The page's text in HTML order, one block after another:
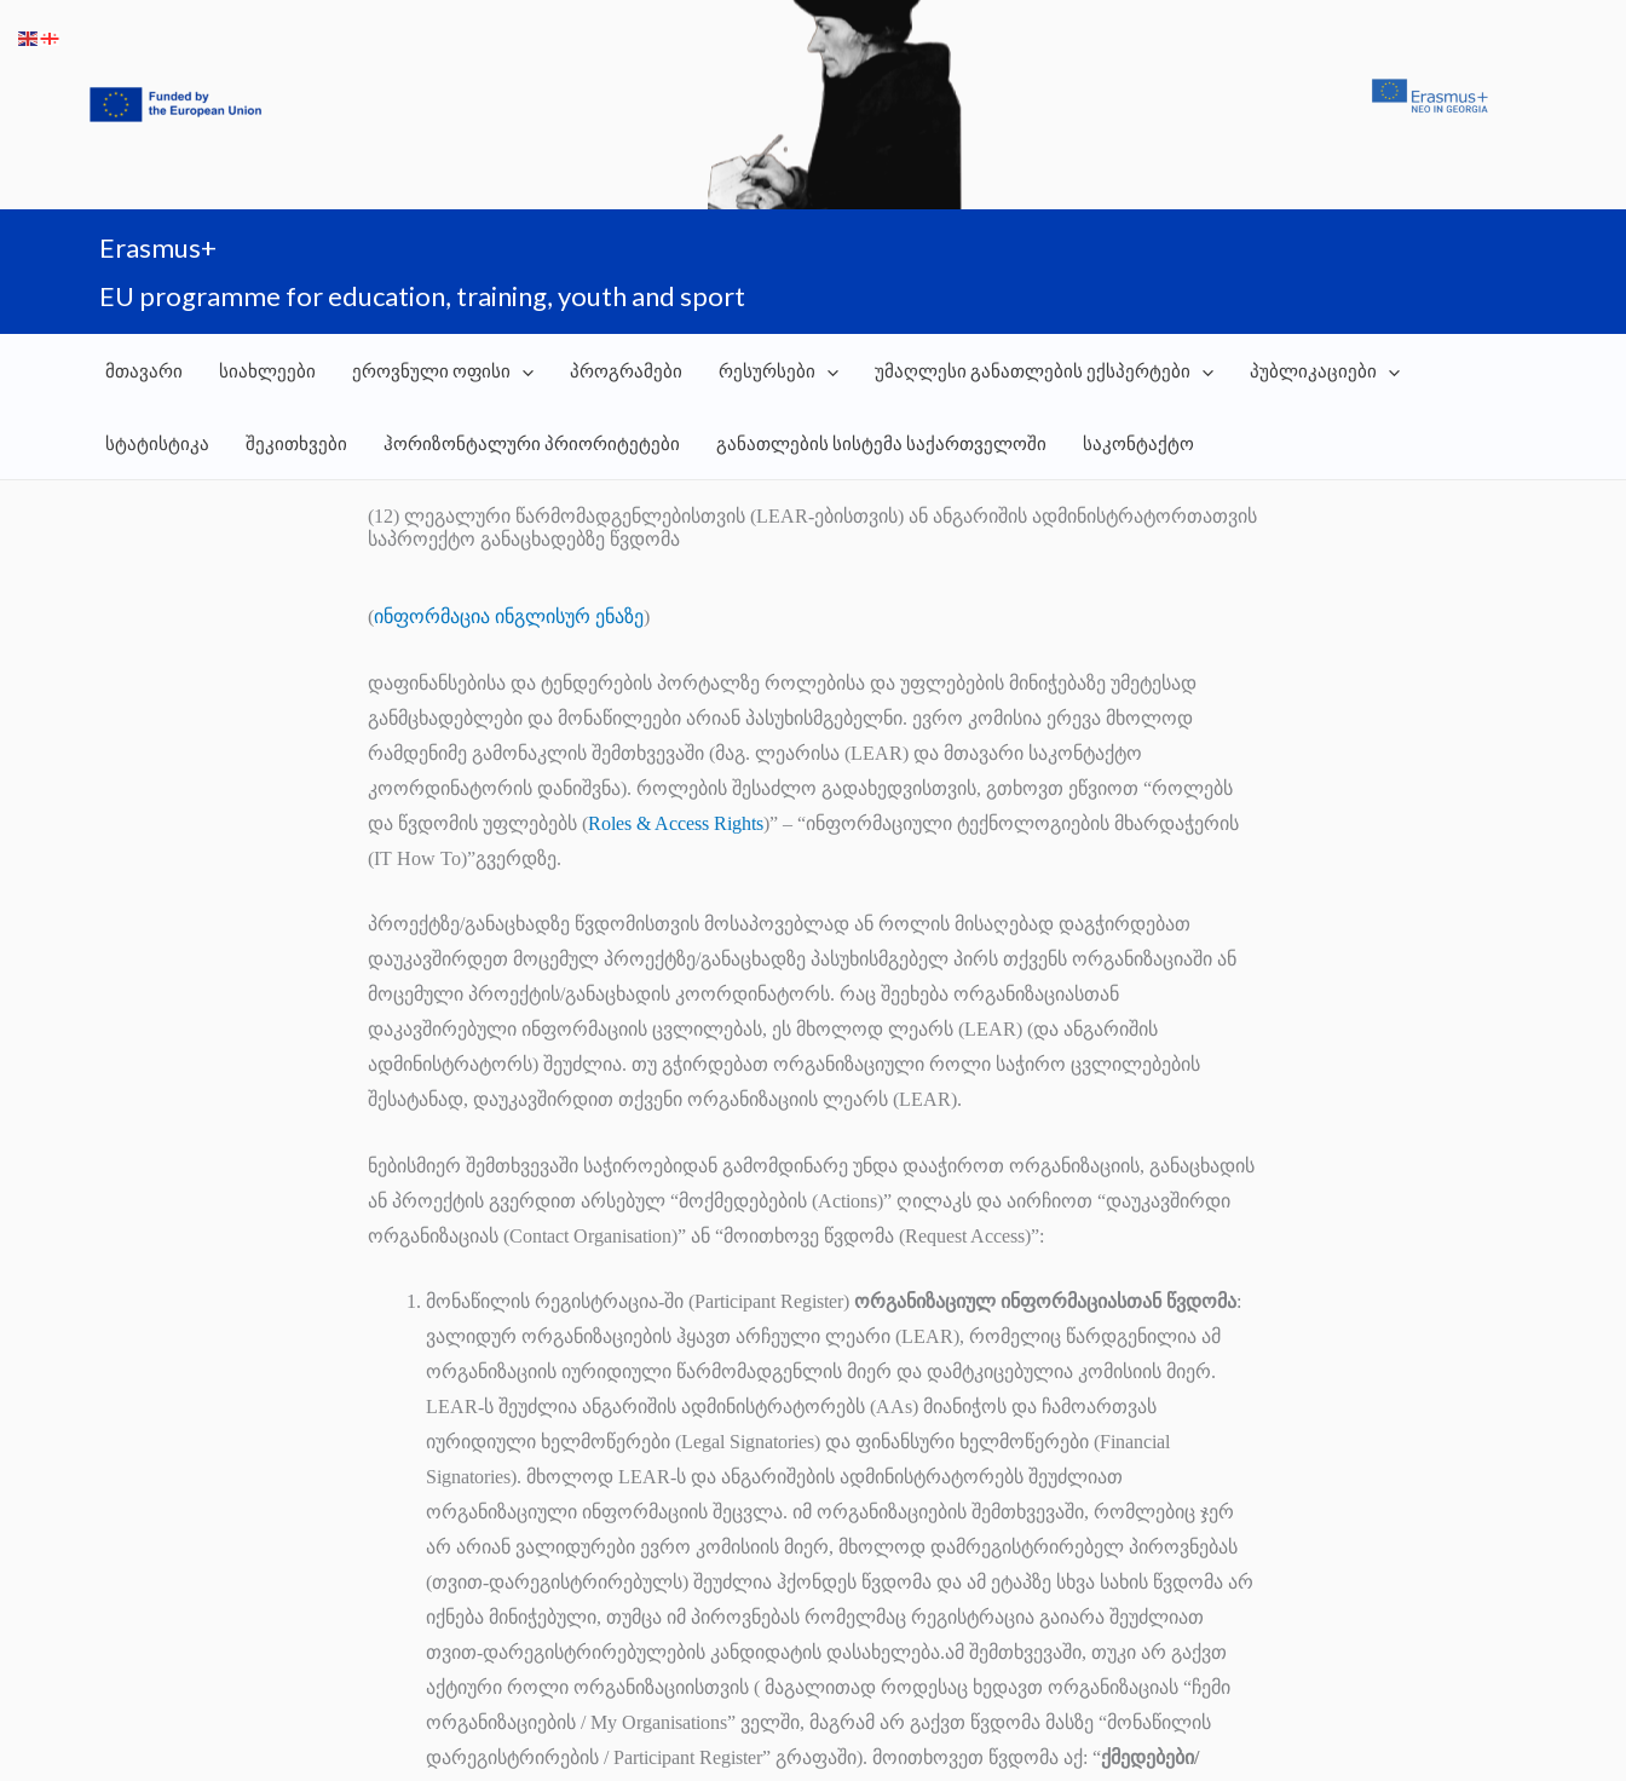
Erasmus+
EU programme for education, training, youth and sport
მთავარი სიახლეები ეროვნული ოფისი პროგრამები რესურსები უმაღლესი განათლების ექსპერტები პუბლიკაციები
სტატისტიკა შეკითხვები ჰორიზონტალური პრიორიტეტები განათლების სისტემა საქართველოში საკონტაქტო
(12) ლეგალური წარმომადგენლებისთვის (LEAR-ებისთვის) ან ანგარიშის ადმინისტრატორთათვის
საპროექტო განაცხადებზე წვდომა
(ინფორმაცია ინგლისურ ენაზე)
დაფინანსებისა და ტენდერების პორტალზე როლებისა და უფლებების მინიჭებაზე უმეტესად
განმცხადებლები და მონაწილეები არიან პასუხისმგებელნი. ევრო კომისია ერევა მხოლოდ
რამდენიმე გამონაკლის შემთხვევაში (მაგ. ლეარისა (LEAR) და მთავარი საკონტაქტო
კოორდინატორის დანიშვნა). როლების შესაძლო გადახედვისთვის, გთხოვთ ეწვიოთ “როლებს
და წვდომის უფლებებს (Roles & Access Rights)” – “ინფორმაციული ტექნოლოგიების მხარდაჭერის
(IT How To)”გვერდზე.
პროექტზე/განაცხადზე წვდომისთვის მოსაპოვებლად ან როლის მისაღებად დაგჭირდებათ
დაუკავშირდეთ მოცემულ პროექტზე/განაცხადზე პასუხისმგებელ პირს თქვენს ორგანიზაციაში ან
მოცემული პროექტის/განაცხადის კოორდინატორს. რაც შეეხება ორგანიზაციასთან
დაკავშირებული ინფორმაციის ცვლილებას, ეს მხოლოდ ლეარს (LEAR) (და ანგარიშის
ადმინისტრატორს) შეუძლია. თუ გჭირდებათ ორგანიზაციული როლი საჭირო ცვლილებების
შესატანად, დაუკავშირდით თქვენი ორგანიზაციის ლეარს (LEAR).
ნებისმიერ შემთხვევაში საჭიროებიდან გამომდინარე უნდა დააჭიროთ ორგანიზაციის, განაცხადის
ან პროექტის გვერდით არსებულ “მოქმედებების (Actions)” ღილაკს და აირჩიოთ “დაუკავშირდი
ორგანიზაციას (Contact Organisation)” ან “მოითხოვე წვდომა (Request Access)”:
მონაწილის რეგისტრაცია-ში (Participant Register) ორგანიზაციულ ინფორმაციასთან წვდომა:
ვალიდურ ორგანიზაციების ჰყავთ არჩეული ლეარი (LEAR), რომელიც წარდგენილია ამ
ორგანიზაციის იურიდიული წარმომადგენლის მიერ და დამტკიცებულია კომისიის მიერ.
LEAR-ს შეუძლია ანგარიშის ადმინისტრატორებს (AAs) მიანიჭოს და ჩამოართვას
იურიდიული ხელმოწერები (Legal Signatories) და ფინანსური ხელმოწერები (Financial
Signatories). მხოლოდ LEAR-ს და ანგარიშების ადმინისტრატორებს შეუძლიათ
ორგანიზაციული ინფორმაციის შეცვლა. იმ ორგანიზაციების შემთხვევაში, რომლებიც ჯერ
არ არიან ვალიდურები ევრო კომისიის მიერ, მხოლოდ დამრეგისტრირებელ პიროვნებას
(თვით-დარეგისტრირებულს) შეუძლია ჰქონდეს წვდომა და ამ ეტაპზე სხვა სახის წვდომა არ
იქნება მინიჭებული, თუმცა იმ პიროვნებას რომელმაც რეგისტრაცია გაიარა შეუძლიათ
თვით-დარეგისტრირებულების კანდიდატის დასახელება.ამ შემთხვევაში, თუკი არ გაქვთ
აქტიური როლი ორგანიზაციისთვის ( მაგალითად როდესაც ხედავთ ორგანიზაციას “ჩემი
ორგანიზაციების / My Organisations” ველში, მაგრამ არ გაქვთ წვდომა მასზე “მონაწილის
დარეგისტრირების / Participant Register” გრაფაში). მოითხოვეთ წვდომა აქ: “ქმედებები/